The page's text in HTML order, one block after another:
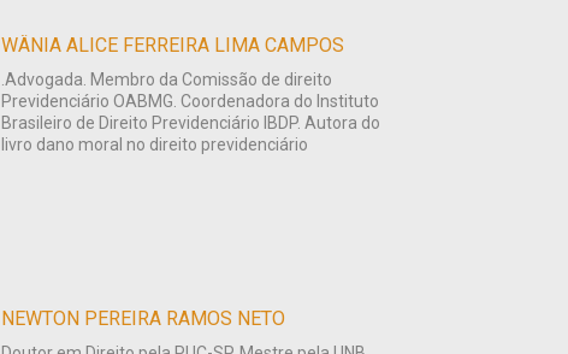
WÂNIA ALICE FERREIRA LIMA CAMPOS
.Advogada. Membro da Comissão de direito
Previdenciário OABMG. Coordenadora do Instituto
Brasileiro de Direito Previdenciário IBDP. Autora do
livro dano moral no direito previdenciário
NEWTON PEREIRA RAMOS NETO